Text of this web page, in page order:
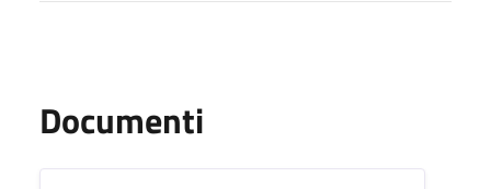
Documenti